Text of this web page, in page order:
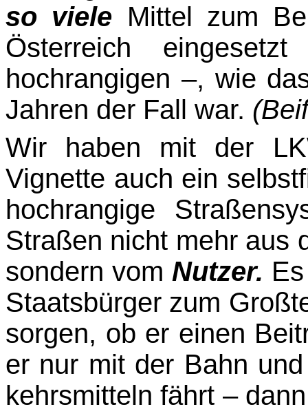
so viele Mittel zum
Österreich
hochrangigen –, wie
Jahren der Fall war.
Wir haben mit der
Vignette auch ein
hochrangige
Straßen nicht mehr aus
sondern vom Nutzer.
Staatsbürger zum
sorgen, ob er einen
er nur mit der Bahn
kehrsmitteln fährt –